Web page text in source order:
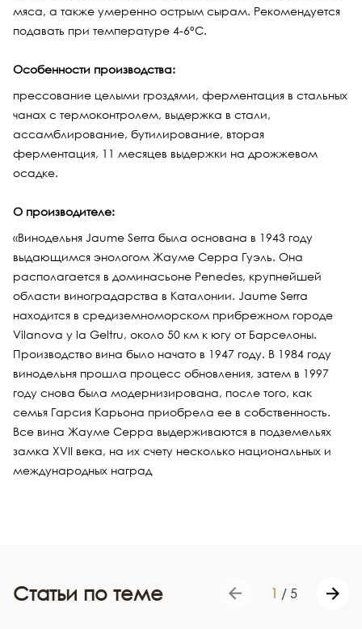
мяса, а также умеренно острым сырам. Рекомендуется
подавать при температуре 4-6°С.
Особенности производства:
прессование целыми гроздями, ферментация в стальных
чанах с термоконтролем, выдержка в стали,
ассамблирование, бутилирование, вторая
ферментация, 11 месяцев выдержки на дрожжевом
осадке.
О производителе:
«Винодельня Jaume Serra была основана в 1943 году
выдающимся энологом Жауме Серра Гуэль. Она
располагается в доминасьоне Penedes, крупнейшей
области виноградарства в Каталонии. Jaume Serra
находится в средиземноморском прибрежном городе
Vilanova y la Geltru, около 50 км к югу от Барселоны.
Производство вина было начато в 1947 году. В 1984 году
винодельня прошла процесс обновления, затем в 1997
году снова была модернизирована, после того, как
семья Гарсия Карьона приобрела ее в собственность.
Все вина Жауме Серра выдерживаются в подземельях
замка XVII века, на их счету несколько национальных и
международных наград
Статьи по теме 1 / 5